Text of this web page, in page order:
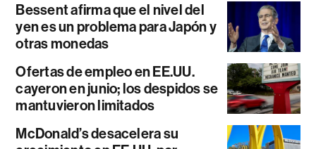
Bessent afirma que el nivel del
yen es un problema para Japón y
otras monedas
Ofertas de empleo en EE.UU.
cayeron en junio; los despidos se
mantuvieron limitados
McDonald’s desacelera su